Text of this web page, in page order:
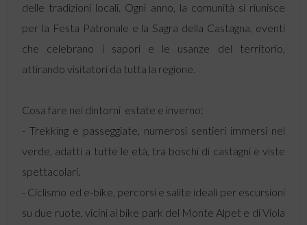
delle tradizioni locali. Ogni anno, la comunità si riunisce
per la Festa Patronale e la Sagra della Castagna, eventi
che celebrano i sapori e le usanze del territorio,
attirando visitatori da tutta la regione.
Cosa fare nei dintorni  estate e inverno:
- Trekking e passeggiate, numerosi sentieri immersi nel
verde, adatti a tutte le età, tra boschi di castagni e viste
spettacolari.
- Ciclismo ed e-bike, percorsi e salite ideali per escursioni
su due ruote, vicini ai bike park del Monte Alpet e di Viola